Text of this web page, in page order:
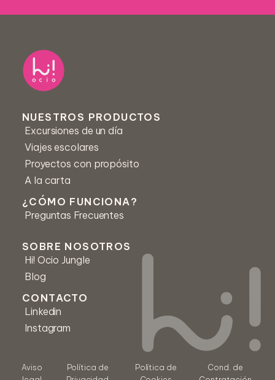
Nombre *
Centro educativo *
Correo *
Número de teléfono
Acepto los Términos y condiciones
NUESTROS PRODUCTOS
Excursiones de un día
Viajes escolares
Proyectos con propósito
A la carta
¿CÓMO FUNCIONA?
Preguntas Frecuentes
SOBRE NOSOTROS
Hi! Ocio Jungle
Blog
CONTACTO
Linkedin
Instagram
Aviso
Política de
Política de
Cond. de